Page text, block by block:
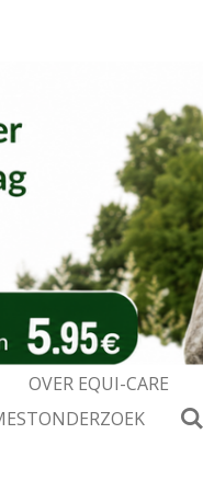
OVER EQUI-CARE